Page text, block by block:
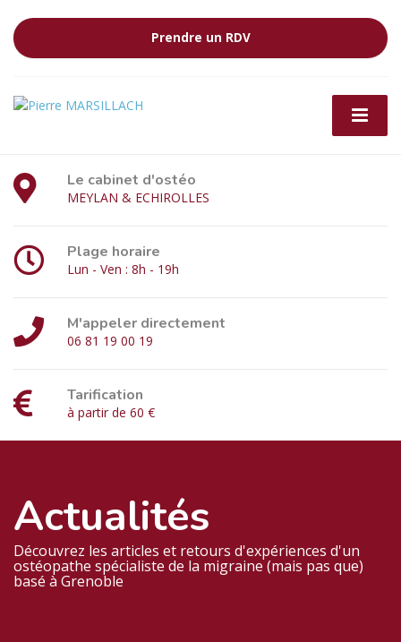
Prendre un RDV
Le cabinet d'ostéo
MEYLAN & ECHIROLLES
Plage horaire
Lun - Ven : 8h - 19h
M'appeler directement
06 81 19 00 19
Tarification
à partir de 60 €
Actualités
Découvrez les articles et retours d'expériences d'un
ostéopathe spécialiste de la migraine (mais pas que)
basé à Grenoble